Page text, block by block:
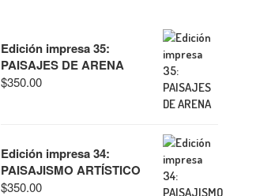
Edición impresa 35:
PAISAJES DE ARENA
$350.00
Edición impresa 34:
PAISAJISMO ARTÍSTICO
$350.00